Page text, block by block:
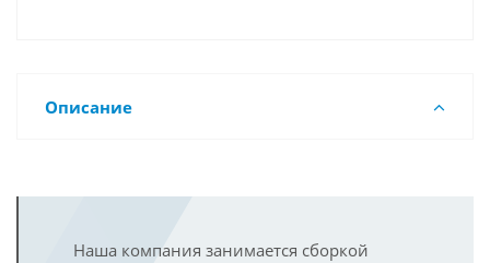
Описание
Наша компания занимается сборкой